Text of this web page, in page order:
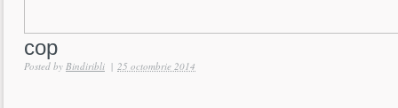
cop
Posted by Bindiribli | 25 octombrie 2014